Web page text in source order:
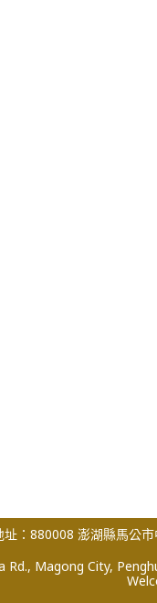
：880008 澎湖縣馬公
Magong City,